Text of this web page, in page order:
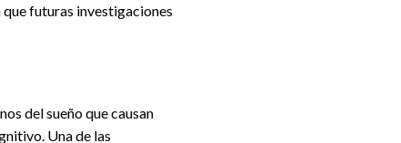
futuras investigaciones
del sueño que causan
Una de las